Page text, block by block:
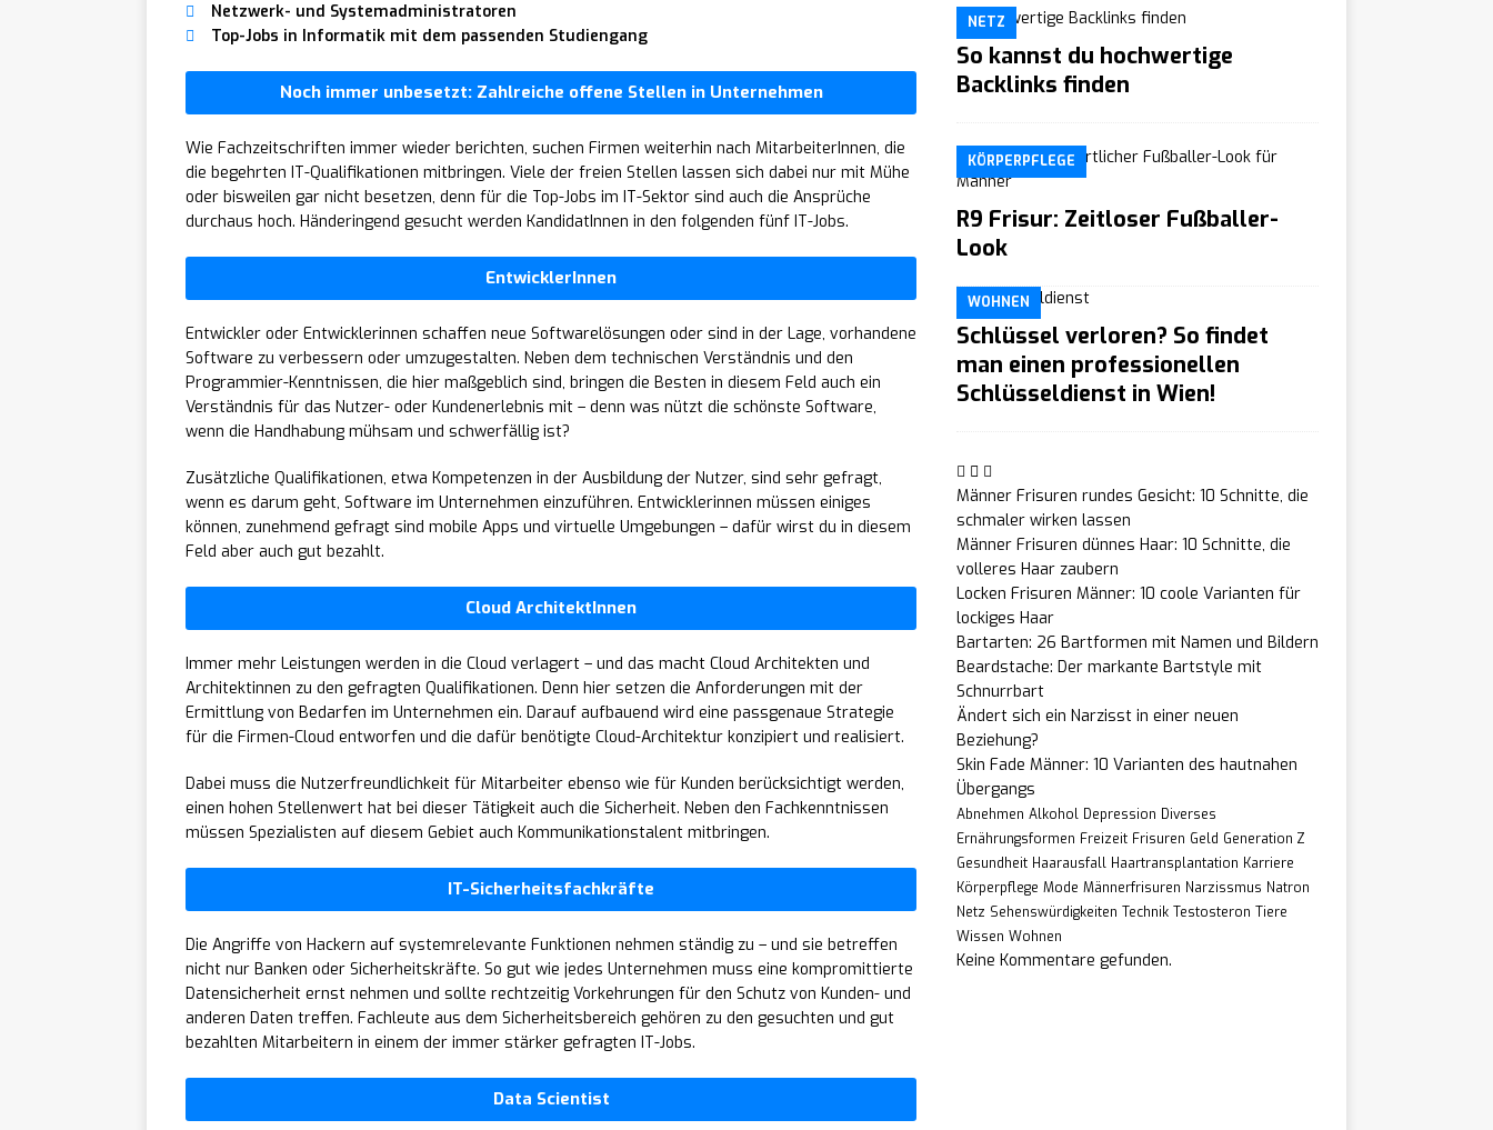
Netzwerk- und Systemadministratoren
Top-Jobs in Informatik mit dem passenden Studiengang
Noch immer unbesetzt: Zahlreiche offene Stellen in Unternehmen
Wie Fachzeitschriften immer wieder berichten, suchen Firmen weiterhin nach MitarbeiterInnen, die
die begehrten IT-Qualifikationen mitbringen. Viele der freien Stellen lassen sich dabei nur mit Mühe
oder bisweilen gar nicht besetzen, denn für die Top-Jobs im IT-Sektor sind auch die Ansprüche
durchaus hoch. Händeringend gesucht werden KandidatInnen in den folgenden fünf IT-Jobs.
EntwicklerInnen
Entwickler oder Entwicklerinnen schaffen neue Softwarelösungen oder sind in der Lage, vorhandene
Software zu verbessern oder umzugestalten. Neben dem technischen Verständnis und den
Programmier-Kenntnissen, die hier maßgeblich sind, bringen die Besten in diesem Feld auch ein
Verständnis für das Nutzer- oder Kundenerlebnis mit – denn was nützt die schönste Software,
wenn die Handhabung mühsam und schwerfällig ist?
Zusätzliche Qualifikationen, etwa Kompetenzen in der Ausbildung der Nutzer, sind sehr gefragt,
wenn es darum geht, Software im Unternehmen einzuführen. Entwicklerinnen müssen einiges
können, zunehmend gefragt sind mobile Apps und virtuelle Umgebungen – dafür wirst du in diesem
Feld aber auch gut bezahlt.
Cloud ArchitektInnen
Immer mehr Leistungen werden in die Cloud verlagert – und das macht Cloud Architekten und
Architektinnen zu den gefragten Qualifikationen. Denn hier setzen die Anforderungen mit der
Ermittlung von Bedarfen im Unternehmen ein. Darauf aufbauend wird eine passgenaue Strategie
für die Firmen-Cloud entworfen und die dafür benötigte Cloud-Architektur konzipiert und realisiert.
Dabei muss die Nutzerfreundlichkeit für Mitarbeiter ebenso wie für Kunden berücksichtigt werden,
einen hohen Stellenwert hat bei dieser Tätigkeit auch die Sicherheit. Neben den Fachkenntnissen
müssen Spezialisten auf diesem Gebiet auch Kommunikationstalent mitbringen.
IT-Sicherheitsfachkräfte
Die Angriffe von Hackern auf systemrelevante Funktionen nehmen ständig zu – und sie betreffen
nicht nur Banken oder Sicherheitskräfte. So gut wie jedes Unternehmen muss eine kompromittierte
Datensicherheit ernst nehmen und sollte rechtzeitig Vorkehrungen für den Schutz von Kunden- und
anderen Daten treffen. Fachleute aus dem Sicherheitsbereich gehören zu den gesuchten und gut
bezahlten Mitarbeitern in einem der immer stärker gefragten IT-Jobs.
Data Scientist
NETZ
So kannst du hochwertige
Backlinks finden
KÖRPERPFLEGE
R9 Frisur: Zeitloser Fußballer-
Look
WOHNEN
Schlüssel verloren? So findet
man einen professionellen
Schlüsseldienst in Wien!
Männer Frisuren rundes Gesicht: 10 Schnitte, die
schmaler wirken lassen
Männer Frisuren dünnes Haar: 10 Schnitte, die
volleres Haar zaubern
Locken Frisuren Männer: 10 coole Varianten für
lockiges Haar
Bartarten: 26 Bartformen mit Namen und Bildern
Beardstache: Der markante Bartstyle mit
Schnurrbart
Ändert sich ein Narzisst in einer neuen
Beziehung?
Skin Fade Männer: 10 Varianten des hautnahen
Übergangs
Abnehmen Alkohol Depression Diverses
Ernährungsformen Freizeit Frisuren Geld Generation Z
Gesundheit Haarausfall Haartransplantation Karriere
Körperpflege Mode Männerfrisuren Narzissmus Natron
Netz Sehenswürdigkeiten Technik Testosteron Tiere
Wissen Wohnen
Keine Kommentare gefunden.